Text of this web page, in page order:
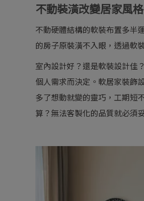
不動裝潢改變居家風格
不動硬體結構的軟裝布置多半
的房子原裝潢不入眼，透過軟
室內設計好？還是軟裝設計佳
個人需求而決定。軟居家裝飾
多了想動就變的靈巧，工期短
算？無法客製化的品質就必須